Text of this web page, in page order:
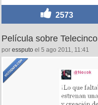
2573
Película sobre Telecinco
por essputo el 5 ago 2011, 11:41